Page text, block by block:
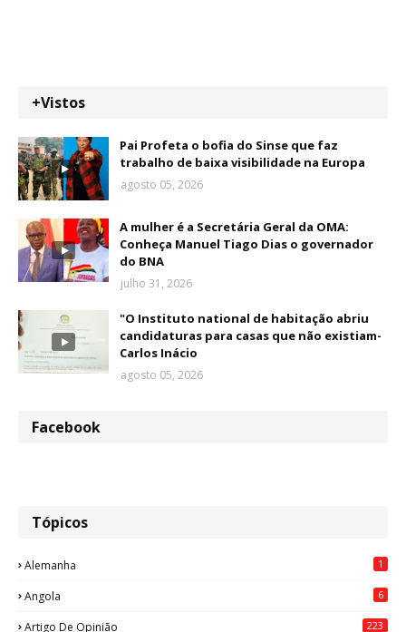
+Vistos
Pai Profeta o bofia do Sinse que faz
trabalho de baixa visibilidade na Europa
agosto 05, 2026
A mulher é a Secretária Geral da OMA:
Conheça Manuel Tiago Dias o governador
do BNA
julho 31, 2026
"O Instituto national de habitação abriu
candidaturas para casas que não existiam-
Carlos Inácio
agosto 05, 2026
Facebook
Tópicos
Alemanha 1
Angola 6
Artigo De Opinião 223